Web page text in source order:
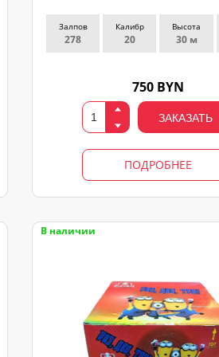
Залпов
278
Калибр
20
Высота
30 м
750 BYN
ЗАКАЗАТЬ
ПОДРОБНЕЕ
В наличии